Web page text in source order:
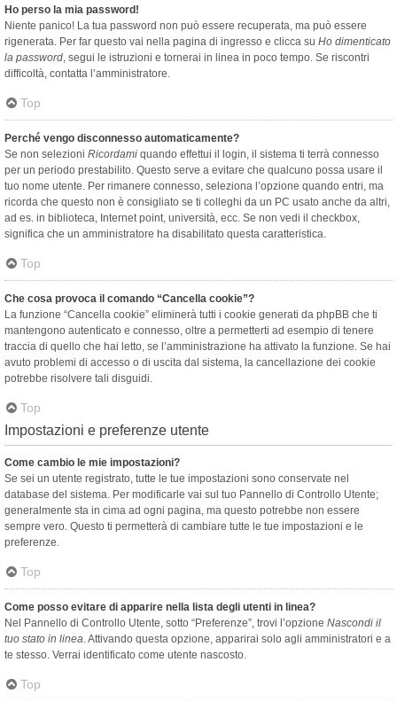
Ho perso la mia password!
Niente panico! La tua password non può essere recuperata, ma può essere
rigenerata. Per far questo vai nella pagina di ingresso e clicca su Ho dimenticato
la password, segui le istruzioni e tornerai in linea in poco tempo. Se riscontri
difficoltà, contatta l’amministratore.
Top
Perché vengo disconnesso automaticamente?
Se non selezioni Ricordami quando effettui il login, il sistema ti terrà connesso
per un periodo prestabilito. Questo serve a evitare che qualcuno possa usare il
tuo nome utente. Per rimanere connesso, seleziona l’opzione quando entri, ma
ricorda che questo non è consigliato se ti colleghi da un PC usato anche da altri,
ad es. in biblioteca, Internet point, università, ecc. Se non vedi il checkbox,
significa che un amministratore ha disabilitato questa caratteristica.
Top
Che cosa provoca il comando “Cancella cookie”?
La funzione “Cancella cookie” eliminerà tutti i cookie generati da phpBB che ti
mantengono autenticato e connesso, oltre a permetterti ad esempio di tenere
traccia di quello che hai letto, se l’amministrazione ha attivato la funzione. Se hai
avuto problemi di accesso o di uscita dal sistema, la cancellazione dei cookie
potrebbe risolvere tali disguidi.
Top
Impostazioni e preferenze utente
Come cambio le mie impostazioni?
Se sei un utente registrato, tutte le tue impostazioni sono conservate nel
database del sistema. Per modificarle vai sul tuo Pannello di Controllo Utente;
generalmente sta in cima ad ogni pagina, ma questo potrebbe non essere
sempre vero. Questo ti permetterà di cambiare tutte le tue impostazioni e le
preferenze.
Top
Come posso evitare di apparire nella lista degli utenti in linea?
Nel Pannello di Controllo Utente, sotto “Preferenze”, trovi l’opzione Nascondi il
tuo stato in linea. Attivando questa opzione, apparirai solo agli amministratori e a
te stesso. Verrai identificato come utente nascosto.
Top